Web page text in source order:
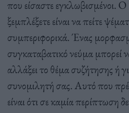
που είσαστε εγκλωβισμένοι.
ξεμπλέξετε είναι να πείτε
συμπεριφορικά. Ένας
συγκαταβατικό νεύμα μπορεί
αλλάξει το θέμα συζήτησης ή
συνομιλητή σας. Αυτό που
είναι ότι σε καμία περίπτωση